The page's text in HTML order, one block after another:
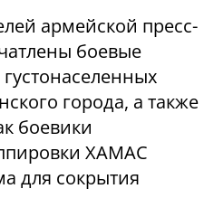
армейской пресс-
боевые
города, а также
боевики
ХАМАС
для сокрытия